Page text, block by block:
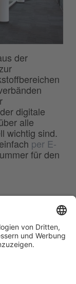
der
digitale
alle
wichtig sind.
per E-
für den